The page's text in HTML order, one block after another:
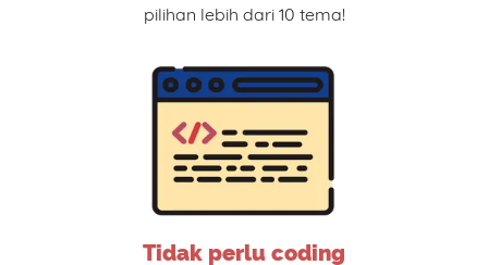
pilihan lebih dari 10 tema!
Tidak perlu coding